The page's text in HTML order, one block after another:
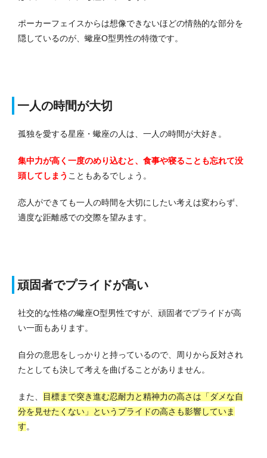
ポーカーフェイスからは想像できないほどの情熱的な部分を
隠しているのが、蠍座O型男性の特徴です。
一人の時間が大切
孤独を愛する星座・蠍座の人は、一人の時間が大好き。
集中力が高く一度のめり込むと、食事や寝ることも忘れて没
頭してしまう こともあるでしょう。
恋人ができても一人の時間を大切にしたい考えは変わらず、
適度な距離感での交際を望みます。
頑固者でプライドが高い
社交的な性格の蠍座O型男性ですが、頑固者でプライドが高
い一面もあります。
自分の意思をしっかりと持っているので、周りから反対され
たとしても決して考えを曲げることがありません。
また、
目標まで突き進む忍耐力と精神力の高さは「ダメな自
分を見せたくない」というプライドの高さも影響していま
す。